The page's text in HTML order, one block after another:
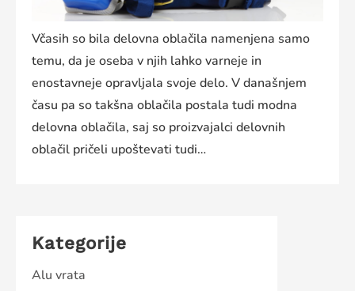
Včasih so bila delovna oblačila namenjena samo
temu, da je oseba v njih lahko varneje in
enostavneje opravljala svoje delo. V današnjem
času pa so takšna oblačila postala tudi modna
delovna oblačila, saj so proizvajalci delovnih
oblačil pričeli upoštevati tudi…
Kategorije
Alu vrata